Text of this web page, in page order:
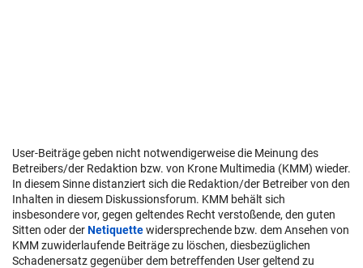
User-Beiträge geben nicht notwendigerweise die Meinung des
Betreibers/der Redaktion bzw. von Krone Multimedia (KMM) wieder.
In diesem Sinne distanziert sich die Redaktion/der Betreiber von den
Inhalten in diesem Diskussionsforum. KMM behält sich
insbesondere vor, gegen geltendes Recht verstoßende, den guten
Sitten oder derNetiquettewidersprechende bzw. dem Ansehen von
KMM zuwiderlaufende Beiträge zu löschen, diesbezüglichen
Schadenersatz gegenüber dem betreffenden User geltend zu